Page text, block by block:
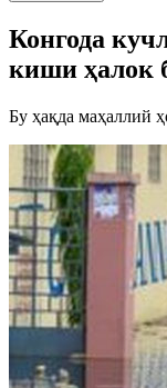
Конгода
киши ҳалок
Бу ҳақда маҳаллий